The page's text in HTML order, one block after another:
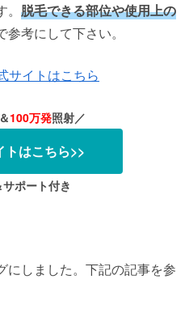
脱毛できる部位や使用上の
参考にして下さい。
サイトはこちら
100万発照射／
はこちら>>
サポート付き
にしました。下記の記事を参